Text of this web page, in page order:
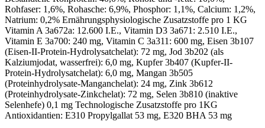
Rohfaser: 1,6%, Rohasche: 6,9%, Phosphor: 1,1%, Calcium: 1,2%,
Natrium: 0,2% Ernährungsphysiologische Zusatzstoffe pro 1 KG
Vitamin A 3a672a: 12.600 I.E., Vitamin D3 3a671: 2.510 I.E.,
Vitamin E 3a700: 240 mg, Vitamin C 3a311: 600 mg, Eisen 3b107
(Eisen-II-Protein-Hydrolysatchelat): 72 mg, Jod 3b202 (als
Kalziumjodat, wasserfrei): 6,0 mg, Kupfer 3b407 (Kupfer-II-
Protein-Hydrolysatchelat): 6,0 mg, Mangan 3b505
(Proteinhydrolysate-Manganchelat): 24 mg, Zink 3b612
(Proteinhydrolysate-Zinkchelat): 72 mg, Selen 3b810 (inaktive
Selenhefe) 0,1 mg Technologische Zusatzstoffe pro 1KG
Antioxidantien: E310 Propylgallat 53 mg, E320 BHA 53 mg